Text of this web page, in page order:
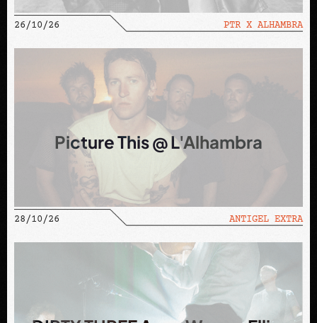
26/10/26 PTR X ALHAMBRA
Picture This @ L'Alhambra
28/10/26 ANTIGEL EXTRA
CONTACTEZ-NOUS
+41 22 781 34 90
usine@usine.ch